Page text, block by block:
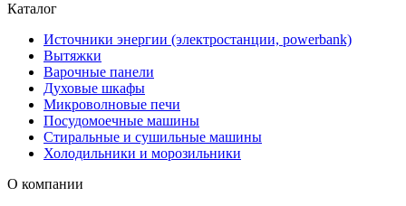
Каталог
Источники энергии (электростанции, powerbank)
Вытяжки
Варочные панели
Духовые шкафы
Микроволновые печи
Посудомоечные машины
Стиральные и сушильные машины
Холодильники и морозильники
О компании